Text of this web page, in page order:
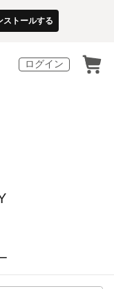
ストールする
ログイン